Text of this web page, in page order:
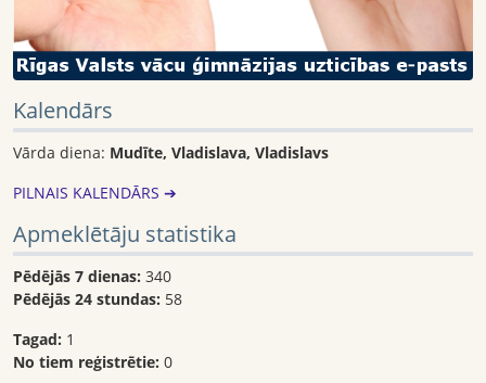
Kalendārs
Vārda diena: Mudīte, Vladislava, Vladislavs
PILNAIS KALENDĀRS ➔
Apmeklētāju statistika
Pēdējās 7 dienas: 340
Pēdējās 24 stundas: 58
Tagad: 1
No tiem reģistrētie: 0